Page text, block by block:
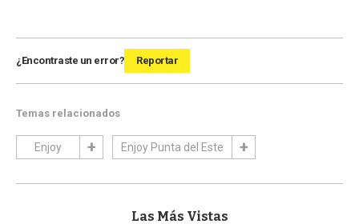
¿Encontraste un error? Reportar
Temas relacionados
Enjoy Enjoy Punta del Este
Las Más Vistas